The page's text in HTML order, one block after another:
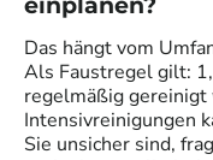
Das hängt vom
Als Faustregel gilt:
regelmäßig
Intensivreinigungen
Sie unsicher sind,